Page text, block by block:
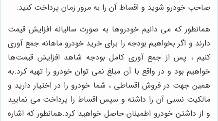
صاحب خودرو شوید و اقساط آن را به مرور زمان پرداخت کنید.
همانطور که می دانیم خودروها به صورت سالیانه افزایش قیمت
دارند و اگر بخواهیم بودجه را برای خرید خودرو ماهانه جمع آوری
کنیم ، پس از جمع آوری کامل بودجه شاهد افزایش قیمت‌ها
خواهیم بود و در واقع با آن مبلغ نمی توان خودرو را تهیه کرد.به
همین جهت در فروش اقساطی ، شما خودرو را در اختیار دارید و
مالکیت نسبی آن را داشته و سپس اقساط را پرداخت می نمایید
و از داشتن خودرو اطمینان حاصل خواهید کرد.همانطور که اشاره